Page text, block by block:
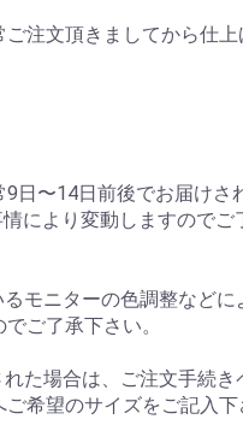
注文頂きましてから仕
日〜14日前後でお届けさ
により変動しますのでご
モニターの色調整などに
ご了承下さい。
た場合は、ご注文手続き
希望のサイズをご記入下